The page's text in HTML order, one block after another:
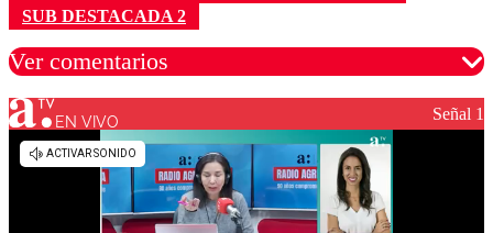
SUB DESTACADA 2
Ver comentarios
Los comentarios son moderados para garantizar un
diálogo respetuoso.
EN VIVO Señal 1